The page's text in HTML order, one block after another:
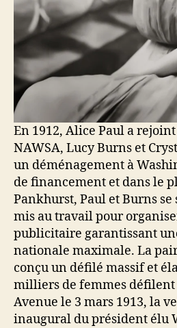
En 1912, Alice Paul a
NAWSA, Lucy Burns et
un déménagement à
de financement et dans le
Pankhurst, Paul et Burns
mis au travail pour
publicitaire garantissant
nationale maximale. La
conçu un défilé massif et
milliers de femmes
Avenue le 3 mars 1913, la
inaugural du président élu